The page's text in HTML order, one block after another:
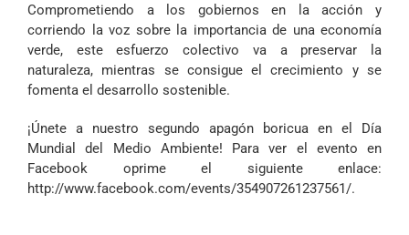
Comprometiendo a los gobiernos en la acción y
corriendo la voz sobre la importancia de una economía
verde, este esfuerzo colectivo va a preservar la
naturaleza, mientras se consigue el crecimiento y se
fomenta el desarrollo sostenible.
¡Únete a nuestro segundo apagón boricua en el Día
Mundial del Medio Ambiente! Para ver el evento en
Facebook oprime el siguiente enlace:
http://www.facebook.com/events/354907261237561/.